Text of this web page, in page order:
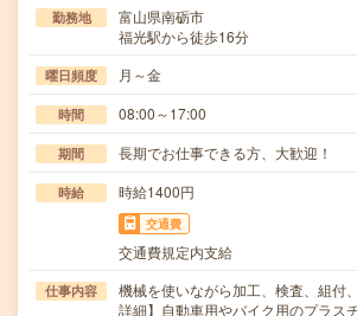
勤務地
富山県南砺市
福光駅から徒歩16分
曜日頻度 月～金
時間 08:00～17:00
期間 長期でお仕事できる方、大歓迎！
時給 時給1400円
交通費
交通費規定内支給
仕事内容
機械を使いながら加工、検査、組付
詳細】自動車用やバイク用のプラ